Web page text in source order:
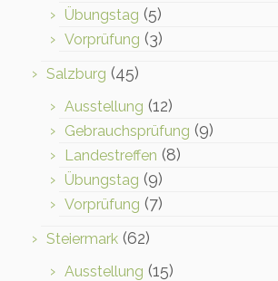
Übungstag (5)
Vorprüfung (3)
Salzburg (45)
Ausstellung (12)
Gebrauchsprüfung (9)
Landestreffen (8)
Übungstag (9)
Vorprüfung (7)
Steiermark (62)
Ausstellung (15)